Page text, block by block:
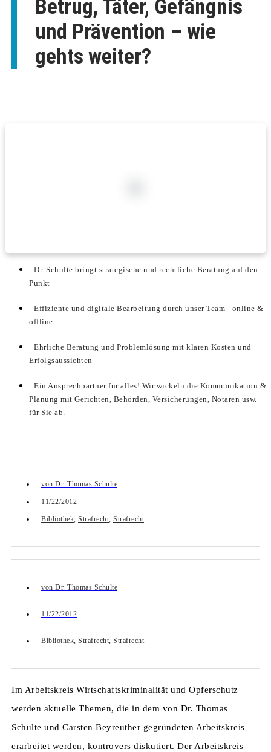
Betrug, Täter, Gefängnis
und Prävention – wie
gehts weiter?
Dr. Schulte bringt strategische und rechtliche Beratung auf den
Punkt
Effiziente und digitale Bearbeitung durch unser Team - online &
offline
Ehrliche Beratung und Problemlösung mit klaren Kosten und
Erfolgsaussichten
Ein Ansprechpartner für alles! Wir wickeln die Kommunikation &
Planung mit Gerichten, Behörden, Versicherungen, Notaren usw.
für Sie ab.
von Dr. Thomas Schulte
11/22/2012
Bibliothek, Strafrecht, Strafrecht
von Dr. Thomas Schulte
11/22/2012
Bibliothek, Strafrecht, Strafrecht
Im Arbeitskreis Wirtschaftskriminalität und Opferschutz
werden aktuelle Themen, die in dem von Dr. Thomas
Schulte und Carsten Beyreuther gegründeten Arbeitskreis
erarbeitet werden, kontrovers diskutiert. Der Arbeitskreis